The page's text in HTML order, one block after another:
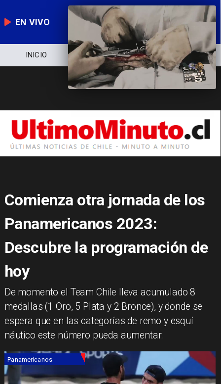
EN VIVO
NOTICIERO POLÍTICA ECONOMÍA
Comienza otra jornada de los
Panamericanos 2023:
Descubre la programación de
hoy
De momento el Team Chile lleva acumulado 8
medallas (1 Oro, 5 Plata y 2 Bronce), y donde se
espera que en las categorías de remo y esquí
náutico este número pueda aumentar.
Panamericanos